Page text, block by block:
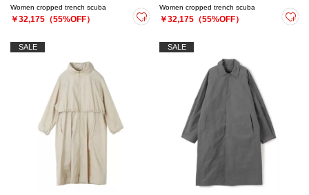
Women cropped trench scuba
￥32,175（55%OFF）
Women cropped trench scuba
￥32,175（55%OFF）
SALE SALE